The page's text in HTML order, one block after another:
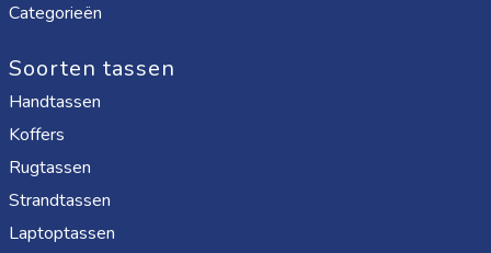
Categorieën
Soorten tassen
Handtassen
Koffers
Rugtassen
Strandtassen
Laptoptassen